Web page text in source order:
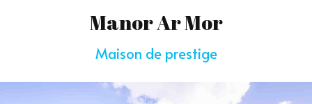
Manor Ar Mor
Maison de prestige